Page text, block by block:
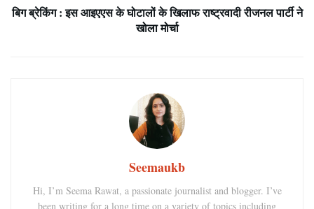
बिग ब्रेकिंग : इस आइएएस के घोटालों के खिलाफ राष्ट्रवादी रीजनल पार्टी ने
खोला मोर्चा
Seemaukb
Hi, I’m Seema Rawat, a passionate journalist and blogger. I’ve
been writing for a long time on a variety of topics including